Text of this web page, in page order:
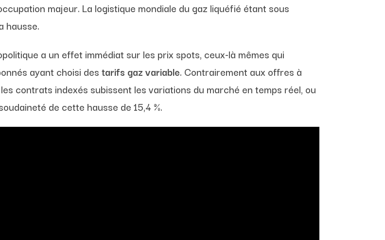
majeur. La logistique mondiale du gaz liquéfié étant sous
hausse.
a un effet immédiat sur les prix spots, ceux-là mêmes qui
ayant choisi destarifs gaz variable. Contrairement aux offres à
contrats indexés subissent les variations du marché en temps réel, ou
de cette hausse de 15,4 %.